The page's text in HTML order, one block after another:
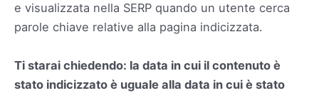
e visualizzata nella SERP quando un utente cerca
parole chiave relative alla pagina indicizzata.
Ti starai chiedendo: la data in cui il contenuto è
stato indicizzato è uguale alla data in cui è stato